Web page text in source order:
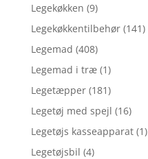
Legekøkken (9)
Legekøkkentilbehør (141)
Legemad (408)
Legemad i træ (1)
Legetæpper (181)
Legetøj med spejl (16)
Legetøjs kasseapparat (1)
Legetøjsbil (4)